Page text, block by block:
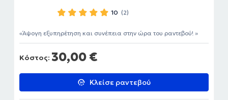
10 (2)
Κόστος: 30,00 €
Κλείσε ραντεβού
Άψογη εξυπηρέτηση και συνέπεια στην ώρα του ραντεβού!